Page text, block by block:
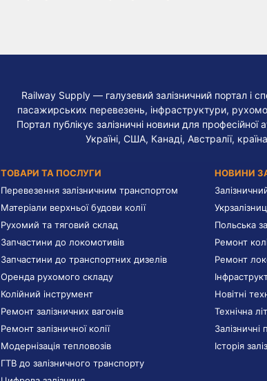
Railway Supply — галузевий залізничний портал і
пасажирських перевезень, інфраструктури,
Портал публікує залізничні новини для професійної
Україні, США, Канаді, Австралії,
ТОВАРИ ТА ПОСЛУГИ
Перевезення залізничним транспортом
Матеріали верхньої будови колії
Рухомий та тяговий склад
Запчастини до локомотивів
Запчастини до транспортних дизелів
Оренда рухомого складу
Колійний інструмент
Ремонт залізничних вагонів
Ремонт залізничної колії
Модернізація тепловозів
ГТВ до залізничного транспорту
НОВИНИ
Польська
Ремонт
Ремонт
Новітні
Технічна
Історія